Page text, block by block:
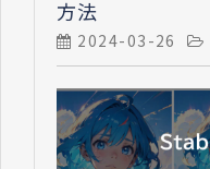
方法
2024-03-26